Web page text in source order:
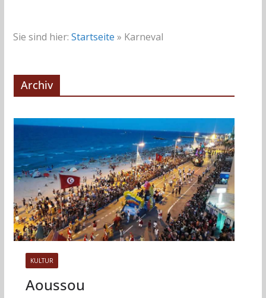
Sie sind hier: Startseite » Karneval
Archiv
KULTUR
Aoussou